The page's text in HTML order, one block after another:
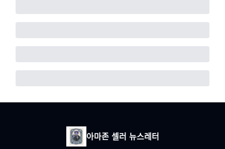
아마존 셀러 뉴스레터